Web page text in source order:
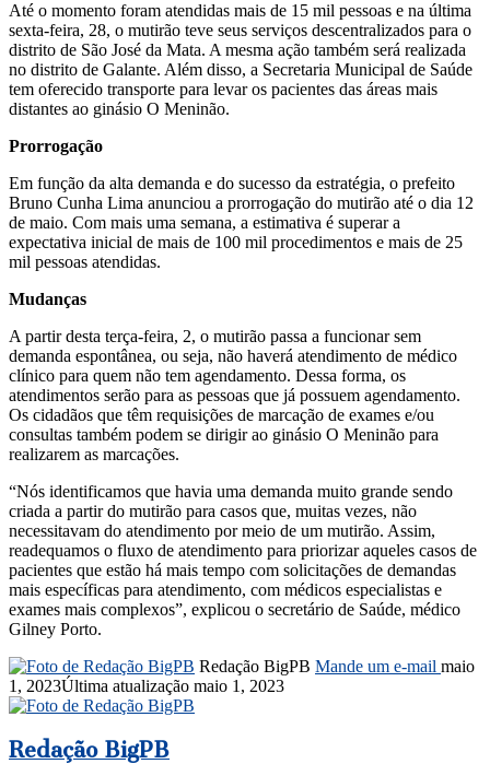
Até o momento foram atendidas mais de 15 mil pessoas e na última
sexta-feira, 28, o mutirão teve seus serviços descentralizados para o
distrito de São José da Mata. A mesma ação também será realizada
no distrito de Galante. Além disso, a Secretaria Municipal de Saúde
tem oferecido transporte para levar os pacientes das áreas mais
distantes ao ginásio O Meninão.
Prorrogação
Em função da alta demanda e do sucesso da estratégia, o prefeito
Bruno Cunha Lima anunciou a prorrogação do mutirão até o dia 12
de maio. Com mais uma semana, a estimativa é superar a
expectativa inicial de mais de 100 mil procedimentos e mais de 25
mil pessoas atendidas.
Mudanças
A partir desta terça-feira, 2, o mutirão passa a funcionar sem
demanda espontânea, ou seja, não haverá atendimento de médico
clínico para quem não tem agendamento. Dessa forma, os
atendimentos serão para as pessoas que já possuem agendamento.
Os cidadãos que têm requisições de marcação de exames e/ou
consultas também podem se dirigir ao ginásio O Meninão para
realizarem as marcações.
“Nós identificamos que havia uma demanda muito grande sendo
criada a partir do mutirão para casos que, muitas vezes, não
necessitavam do atendimento por meio de um mutirão. Assim,
readequamos o fluxo de atendimento para priorizar aqueles casos de
pacientes que estão há mais tempo com solicitações de demandas
mais específicas para atendimento, com médicos especialistas e
exames mais complexos”, explicou o secretário de Saúde, médico
Gilney Porto.
Redação BigPB Mande um e-mail maio
1, 2023Última atualização maio 1, 2023
Redação BigPB